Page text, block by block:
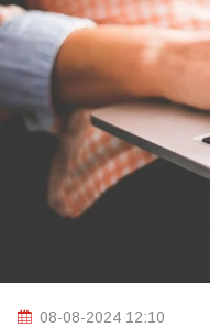
08-08-2024 12:10